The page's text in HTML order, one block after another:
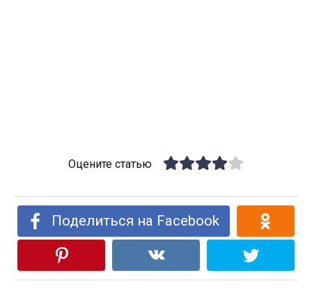
Оцените статью
Поделиться на Facebook